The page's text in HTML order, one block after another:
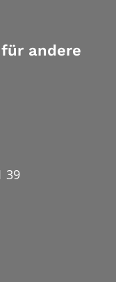
andere
39